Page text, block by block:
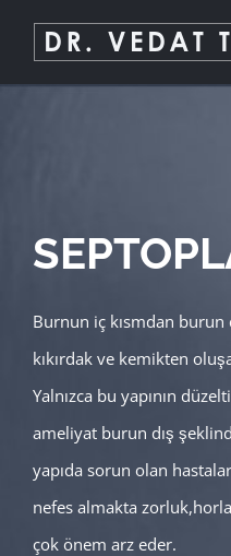
content
Burnun iç kısmdan burun
kıkırdak ve kemikten
Yalnızca bu yapının
ameliyat burun dış
yapıda sorun olan
nefes almakta
çok önem arz eder.